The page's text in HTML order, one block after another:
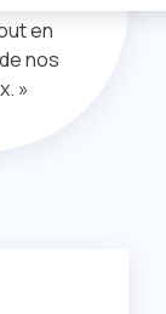
en
nos
»